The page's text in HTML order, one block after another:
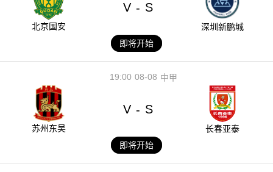
北京国安
V - S
深圳新鹏城
即将开始
08-08
19:00 中甲
苏州东吴
V - S
长春亚泰
即将开始